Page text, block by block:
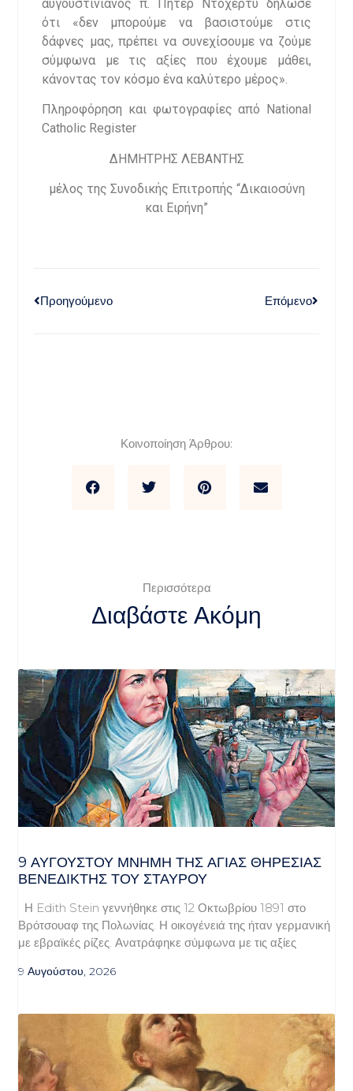
αυγουστινιανός π. Πήτερ Ντόχερτυ δήλωσε
ότι «δεν μπορούμε να βασιστούμε στις
δάφνες μας, πρέπει να συνεχίσουμε να ζούμε
σύμφωνα με τις αξίες που έχουμε μάθει,
κάνοντας τον κόσμο ένα καλύτερο μέρος».
Πληροφόρηση και φωτογραφίες από National
Catholic Register
ΔΗΜΗΤΡΗΣ ΛΕΒΑΝΤΗΣ
μέλος της Συνοδικής Επιτροπής “Δικαιοσύνη
και Ειρήνη”
Προηγούμενο Επόμενο
Κοινοποίηση Άρθρου:
Περισσότερα
Διαβάστε Ακόμη
9 ΑΥΓΟΥΣΤΟΥ ΜΝΗΜΗ ΤΗΣ ΑΓΙΑΣ ΘΗΡΕΣΙΑΣ
ΒΕΝΕΔΙΚΤΗΣ ΤΟΥ ΣΤΑΥΡΟΥ
Η Edith Stein γεννήθηκε στις 12 Οκτωβρίου 1891 στο
Βρότσουαφ της Πολωνίας. Η οικογένειά της ήταν γερμανική
με εβραϊκές ρίζες. Ανατράφηκε σύμφωνα με τις αξίες
9 Αυγούστου, 2026